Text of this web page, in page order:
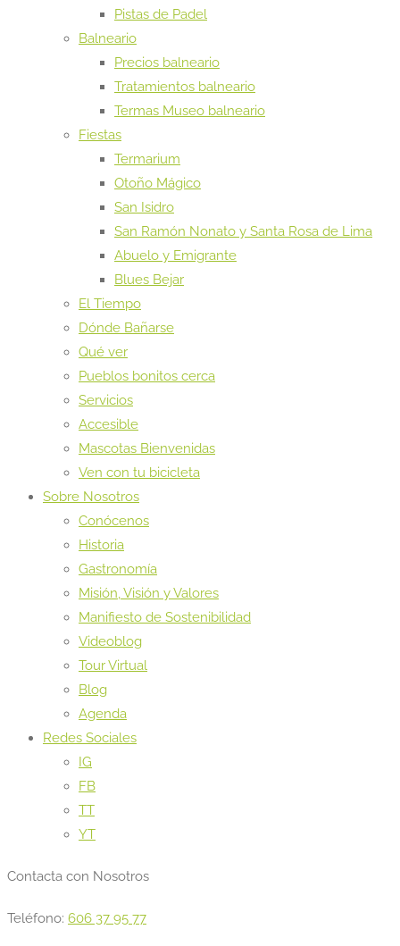
Pistas de Padel
Balneario
Precios balneario
Tratamientos balneario
Termas Museo balneario
Fiestas
Termarium
Otoño Mágico
San Isidro
San Ramón Nonato y Santa Rosa de Lima
Abuelo y Emigrante
Blues Bejar
El Tiempo
Dónde Bañarse
Qué ver
Pueblos bonitos cerca
Servicios
Accesible
Mascotas Bienvenidas
Ven con tu bicicleta
Sobre Nosotros
Conócenos
Historia
Gastronomía
Misión, Visión y Valores
Manifiesto de Sostenibilidad
Videoblog
Tour Virtual
Blog
Agenda
Redes Sociales
IG
FB
TT
YT
Contacta con Nosotros
Teléfono: 606 37 95 77